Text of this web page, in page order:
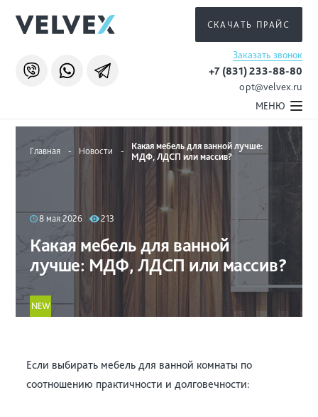
СКАЧАТЬ ПРАЙС
Заказать звонок
+7 (831) 233-88-80
opt@velvex.ru
МЕНЮ
Главная - Новости -
Какая мебель для ванной лучше:
МДФ, ЛДСП или массив?
8 мая 2026 213
Какая мебель для ванной
лучше: МДФ, ЛДСП или массив?
NEW
Если выбирать мебель для ванной комнаты по
соотношению практичности и долговечности: